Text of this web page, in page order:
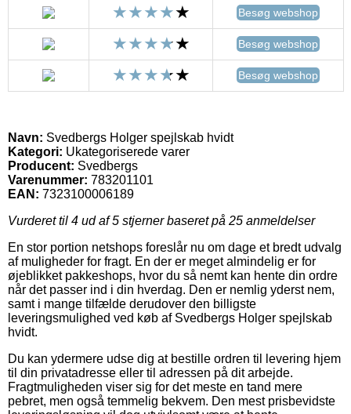
Besøg webshop
Besøg webshop
Besøg webshop
Navn: Svedbergs Holger spejlskab hvidt
Kategori: Ukategoriserede varer
Producent: Svedbergs
Varenummer: 783201101
EAN: 7323100006189
Vurderet til 4 ud af 5 stjerner baseret på 25 anmeldelser
En stor portion netshops foreslår nu om dage et bredt udvalg
af muligheder for fragt. En der er meget almindelig er for
øjeblikket pakkeshops, hvor du så nemt kan hente din ordre
når det passer ind i din hverdag. Den er nemlig yderst nem,
samt i mange tilfælde derudover den billigste
leveringsmulighed ved køb af Svedbergs Holger spejlskab
hvidt.
Du kan ydermere udse dig at bestille ordren til levering hjem
til din privatadresse eller til adressen på dit arbejde.
Fragtmuligheden viser sig for det meste en tand mere
pebret, men også temmelig bekvem. Den mest prisbevidste